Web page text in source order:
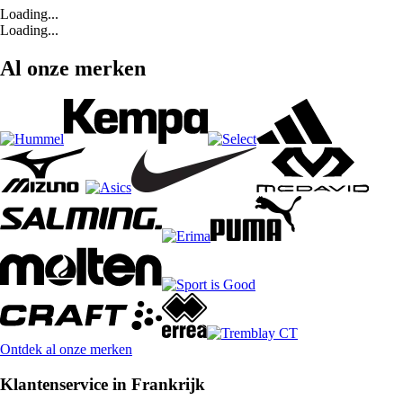
Loading...
Loading...
Al onze merken
Ontdek al onze merken
Klantenservice in Frankrijk